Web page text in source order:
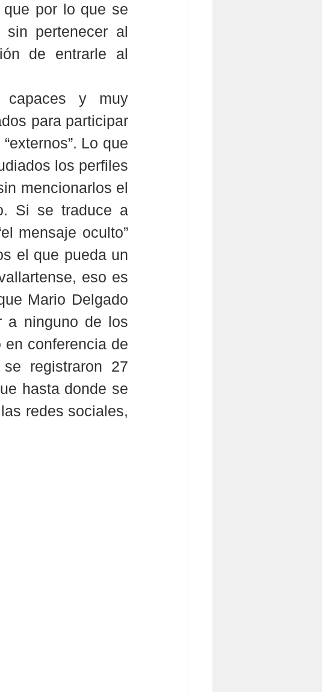
que por lo que se
sin pertenecer al
de entrarle al
capaces y muy
para participar
Lo que
los perfiles
mencionarlos el
Si se traduce a
mensaje oculto”
el que pueda un
eso es
Mario Delgado
a ninguno de los
conferencia de
registraron 27
hasta donde se
redes sociales,